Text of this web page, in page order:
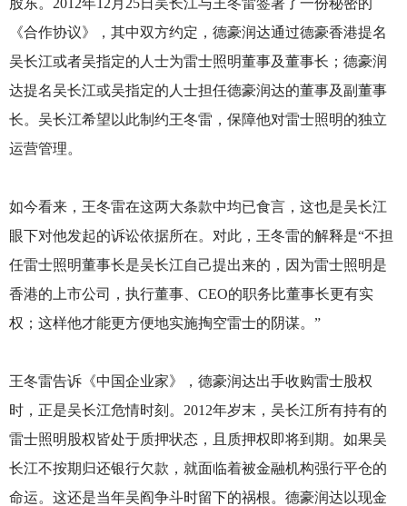
《合作协议》，其中双方约定，德豪润达通过德豪香港提名
吴长江或者吴指定的人士为雷士照明董事及董事长；德豪润
达提名吴长江或吴指定的人士担任德豪润达的董事及副董事
长。吴长江希望以此制约王冬雷，保障他对雷士照明的独立
运营管理。
如今看来，王冬雷在这两大条款中均已食言，这也是吴长江
眼下对他发起的诉讼依据所在。对此，王冬雷的解释是“不担
任雷士照明董事长是吴长江自己提出来的，因为雷士照明是
香港的上市公司，执行董事、CEO的职务比董事长更有实
权；这样他才能更方便地实施掏空雷士的阴谋。”
王冬雷告诉《中国企业家》，德豪润达出手收购雷士股权
时，正是吴长江危情时刻。2012年岁末，吴长江所有持有的
雷士照明股权皆处于质押状态，且质押权即将到期。如果吴
长江不按期归还银行欠款，就面临着被金融机构强行平仓的
命运。这还是当年吴阎争斗时留下的祸根。德豪润达以现金